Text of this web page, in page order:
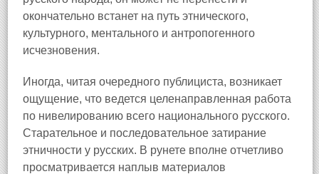
окончательно встанет на путь этнического,
культурного, ментального и антропогенного
исчезновения.
Иногда, читая очередного публициста, возникает
ощущение, что ведется целенаправленная работа
по нивелированию всего национального русского.
Старательное и последовательное затирание
этничности у русских. В рунете вполне отчетливо
просматривается наплыв материалов